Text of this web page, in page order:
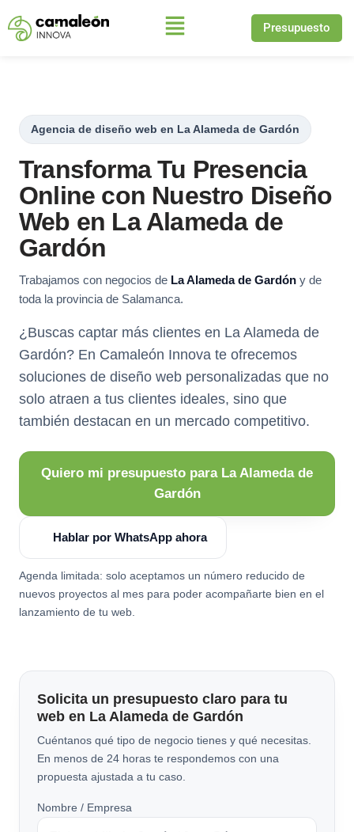
Saltar
Presupuesto
Agencia de diseño web en La Alameda de Gardón
Transforma Tu Presencia
Online con Nuestro Diseño
Web en La Alameda de
Gardón
Trabajamos con negocios de La Alameda de Gardón y de
toda la provincia de Salamanca.
¿Buscas captar más clientes en La Alameda de
Gardón? En Camaleón Innova te ofrecemos
soluciones de diseño web personalizadas que no
solo atraen a tus clientes ideales, sino que
también destacan en un mercado competitivo.
Quiero mi presupuesto para La Alameda de
Gardón
Hablar por WhatsApp ahora
Agenda limitada: solo aceptamos un número reducido de
nuevos proyectos al mes para poder acompañarte bien en el
lanzamiento de tu web.
Solicita un presupuesto claro para tu
web en La Alameda de Gardón
Cuéntanos qué tipo de negocio tienes y qué necesitas.
En menos de 24 horas te respondemos con una
propuesta ajustada a tu caso.
Nombre / Empresa